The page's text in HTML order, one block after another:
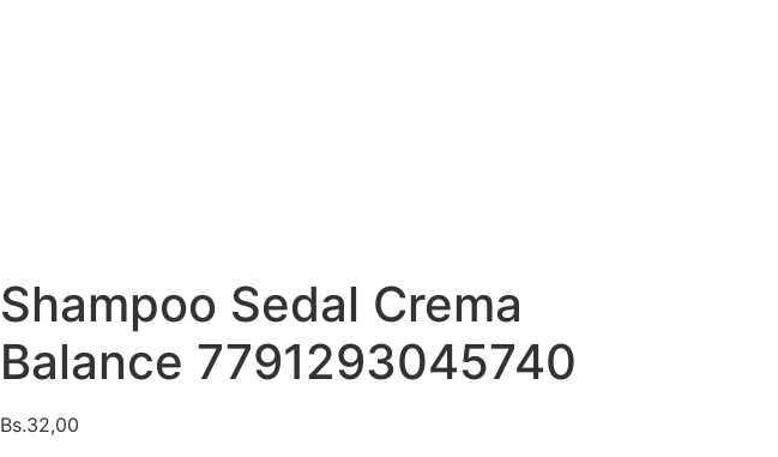
Shampoo Sedal Crema
Balance 7791293045740
Bs.32,00